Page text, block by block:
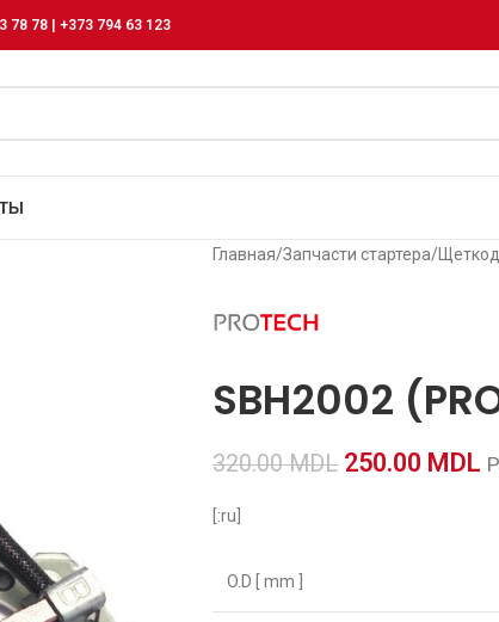
78 78 | +373 794 63 123
Главная/Запчасти стартера/
SBH2002
320.00MDL 250.00 MDL
[:ru]
O.D [ mm ]